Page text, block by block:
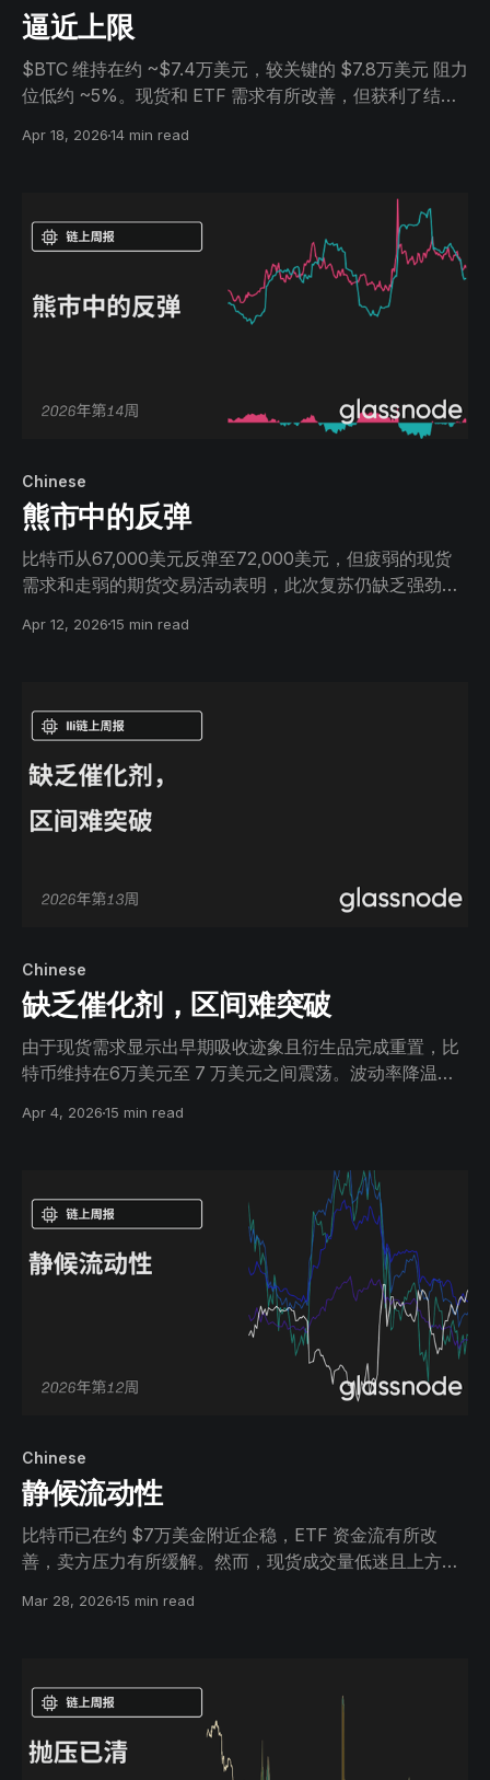
逼近上限
$BTC 维持在约 ~$7.4万美元，较关键的 $7.8万美元 阻力
位低约 ~5%。现货和 ETF 需求有所改善，但获利了结、
弱，主要由资金流驱动，缺乏强烈共识。
Apr 18, 202614 min read
Chinese
熊市中的反弹
比特币从67,000美元反弹至72,000美元，但疲弱的现货
需求和走弱的期货交易活动表明，此次复苏仍缺乏强劲的
Apr 12, 202615 min read
Chinese
缺乏催化剂，区间难突破
由于现货需求显示出早期吸收迹象且衍生品完成重置，比
特币维持在6万美元至 7 万美元之间震荡。波动率降温，
乏持续突破所需的信心。
Apr 4, 202615 min read
Chinese
静候流动性
比特币已在约 $7万美金附近企稳，ETF 资金流有所改
善，卖方压力有所缓解。然而，现货成交量低迷且上方存
的复苏。
Mar 28, 202615 min read